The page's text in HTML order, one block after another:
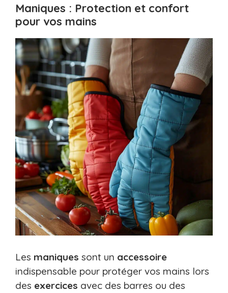
Maniques : Protection et confort
pour vos mains
Les maniques sont un accessoire
indispensable pour protéger vos mains lors
des exercices avec des barres ou des